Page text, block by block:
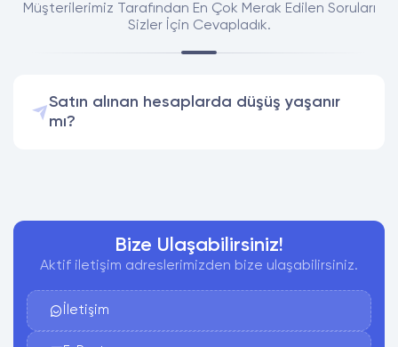
Müşterilerimiz Tarafından En Çok Merak Edilen Soruları
Sizler İçin Cevapladık.
Satın alınan hesaplarda düşüş yaşanır
mı?
Bize Ulaşabilirsiniz!
Aktif iletişim adreslerimizden bize ulaşabilirsiniz.
İletişim